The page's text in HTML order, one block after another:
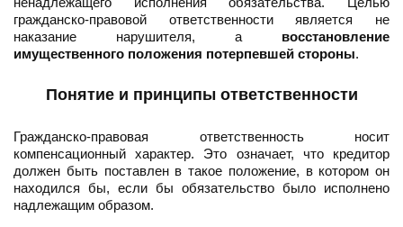
гражданско-правовой ответственности является не
наказание нарушителя, а восстановление
имущественного положения потерпевшей стороны.
Понятие и принципы ответственности
Гражданско-правовая ответственность носит
компенсационный характер. Это означает, что кредитор
должен быть поставлен в такое положение, в котором он
находился бы, если бы обязательство было исполнено
надлежащим образом.